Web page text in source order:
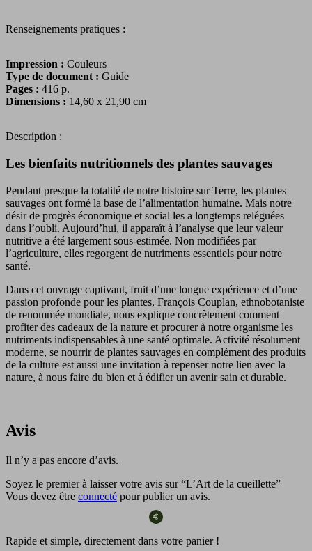
la
Renseignements pratiques :
Impression : Couleurs
Type de document : Guide
Pages : 416 p.
Dimensions : 14,60 x 21,90 cm
Description :
Les bienfaits nutritionnels des plantes sauvages
Pendant presque la totalité de notre histoire sur Terre, les plantes
sauvages ont formé la base de l’alimentation humaine. Mais notre
désir de progrès économique et social les a longtemps reléguées
dans l’oubli. Aujourd’hui, il apparaît à l’analyse que leur valeur
nutritive a été largement sous-estimée. Non modifiées par
l’agriculture, elles regorgent de nutriments essentiels pour notre
santé.
Dans cet ouvrage captivant, fruit d’une longue expérience et d’une
passion profonde pour les plantes, François Couplan, ethnobotaniste
de renommée mondiale, nous explique concrètement comment
profiter des cadeaux de la nature et procurer à notre organisme les
nutriments indispensables à une santé optimale. Activité résolument
moderne, se nourrir de plantes sauvages en complément des produits
de la culture est aussi une invitation à repenser notre lien avec la
nature, à nous faire du bien et à édifier un avenir sain et durable.
Avis
Il n’y a pas encore d’avis.
Soyez le premier à laisser votre avis sur “L’Art de la cueillette”
Vous devez être connecté pour publier un avis.
Rapide et simple, directement dans votre panier !